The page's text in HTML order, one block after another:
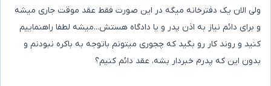
ولی الان یک دفترخانه میگه در این صورت فقط عقد موقت جاری میشه
و برای دائم نیاز به اذن پدر و یا دادگاه هستش...میشه لطفا راهنماییم
کنید و روند کار رو بگید که چجوری میتونم باتوجه به باکره نبودنم و
بدون این که پدرم خبردار بشه، عقد دائم کنیم؟